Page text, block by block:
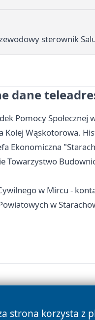
sterownik
dane
Pomocy
Kolej Wąskotorowa.
Ekonomiczna
Towarzystwo
w Mircu -
w
strona korzysta z